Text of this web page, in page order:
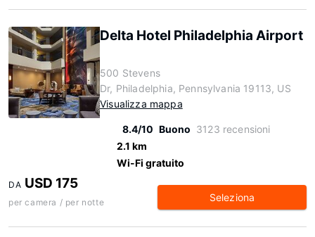
Delta Hotel Philadelphia Airport
500 Stevens
Dr, Philadelphia, Pennsylvania 19113, US
Visualizza mappa
8.4/10 Buono 3123 recensioni
2.1 km
Wi-Fi gratuito
DA USD 175
per camera / per notte Seleziona